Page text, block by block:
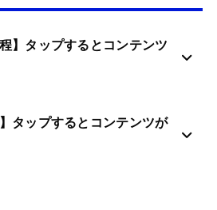
】タップするとコンテンツ
タップするとコンテンツが